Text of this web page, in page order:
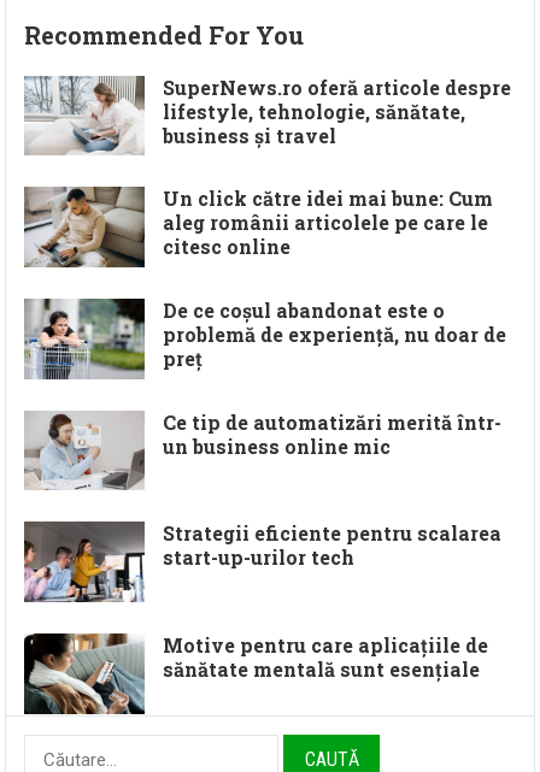
Recommended For You
SuperNews.ro oferă articole despre
lifestyle, tehnologie, sănătate,
business și travel
Un click către idei mai bune: Cum
aleg românii articolele pe care le
citesc online
De ce coșul abandonat este o
problemă de experiență, nu doar de
preț
Ce tip de automatizări merită într-
un business online mic
Strategii eficiente pentru scalarea
start-up-urilor tech
Motive pentru care aplicațiile de
sănătate mentală sunt esențiale
Caută